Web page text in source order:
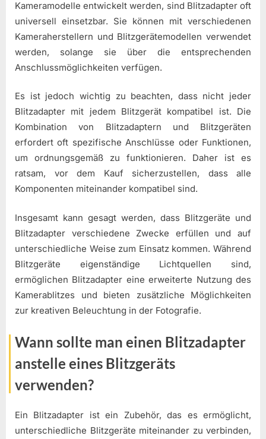
Kameramodelle entwickelt werden, sind Blitzadapter oft
universell einsetzbar. Sie können mit verschiedenen
Kameraherstellern und Blitzgerätemodellen verwendet
werden, solange sie über die entsprechenden
Anschlussmöglichkeiten verfügen.
Es ist jedoch wichtig zu beachten, dass nicht jeder
Blitzadapter mit jedem Blitzgerät kompatibel ist. Die
Kombination von Blitzadaptern und Blitzgeräten
erfordert oft spezifische Anschlüsse oder Funktionen,
um ordnungsgemäß zu funktionieren. Daher ist es
ratsam, vor dem Kauf sicherzustellen, dass alle
Komponenten miteinander kompatibel sind.
Insgesamt kann gesagt werden, dass Blitzgeräte und
Blitzadapter verschiedene Zwecke erfüllen und auf
unterschiedliche Weise zum Einsatz kommen. Während
Blitzgeräte eigenständige Lichtquellen sind,
ermöglichen Blitzadapter eine erweiterte Nutzung des
Kamerablitzes und bieten zusätzliche Möglichkeiten
zur kreativen Beleuchtung in der Fotografie.
Wann sollte man einen Blitzadapter
anstelle eines Blitzgeräts
verwenden?
Ein Blitzadapter ist ein Zubehör, das es ermöglicht,
unterschiedliche Blitzgeräte miteinander zu verbinden,